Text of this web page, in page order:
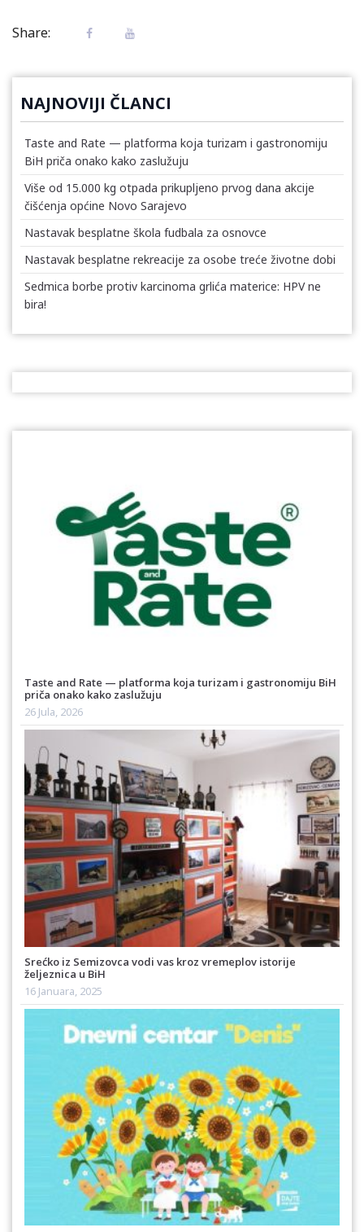
Share:
NAJNOVIJI ČLANCI
Taste and Rate — platforma koja turizam i gastronomiju
BiH priča onako kako zaslužuju
Više od 15.000 kg otpada prikupljeno prvog dana akcije
čišćenja općine Novo Sarajevo
Nastavak besplatne škola fudbala za osnovce
Nastavak besplatne rekreacije za osobe treće životne dobi
Sedmica borbe protiv karcinoma grlića materice: HPV ne
bira!
Taste and Rate — platforma koja turizam i gastronomiju BiH
priča onako kako zaslužuju
26 Jula, 2026
Srećko iz Semizovca vodi vas kroz vremeplov istorije
željeznica u BiH
16 Januara, 2025